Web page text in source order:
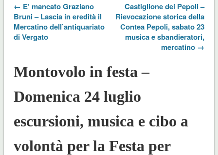
← E’ mancato Graziano
Bruni – Lascia in eredità il
Mercatino dell’antiquariato
di Vergato
Castiglione dei Pepoli –
Rievocazione storica della
Contea Pepoli, sabato 23
musica e sbandieratori,
mercatino →
Montovolo in festa –
Domenica 24 luglio
escursioni, musica e cibo a
volontà per la Festa per